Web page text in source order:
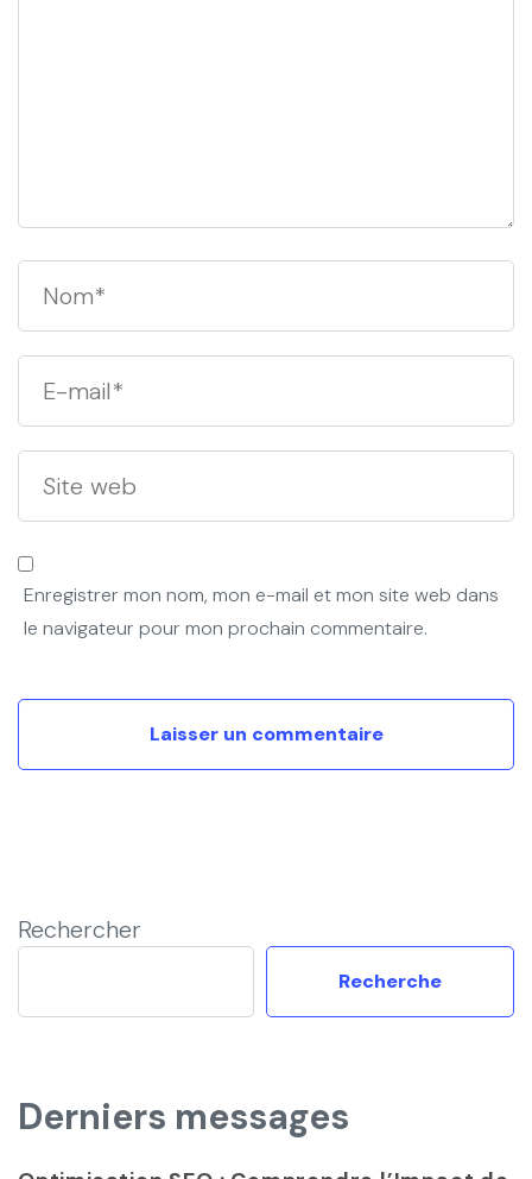
Enregistrer mon nom, mon e-mail et mon site web dans
le navigateur pour mon prochain commentaire.
Rechercher
Recherche
Derniers messages